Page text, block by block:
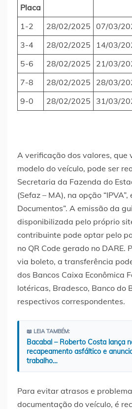
Placa
1-2 28/02/2025 07/03/
3-4
28/02/2025 14/03/
5-6
28/02/2025 21/03/
7-8
28/02/2025 28/03/
9-0
28/02/2025 31/03/
A verificação dos valores, que
modelo do veículo, pode ser
Secretaria da Fazenda do
(Sefaz – MA), na opção “IPVA”,
Documentos”. A emissão da
disponibilizada pelo próprio
contribuinte pode optar pelo
no QR Code gerado no DARE.
via boleto, a transferência
dos Bancos Caixa Econômica
lotéricas, Bradesco, Banco do
respectivos correspondentes.
📖 LEIA TAMBÉM:
Bacabal – Roberto Costa lança
recapeamento asfáltico e
trabalho…
Para evitar atrasos e
documentação do veículo, é